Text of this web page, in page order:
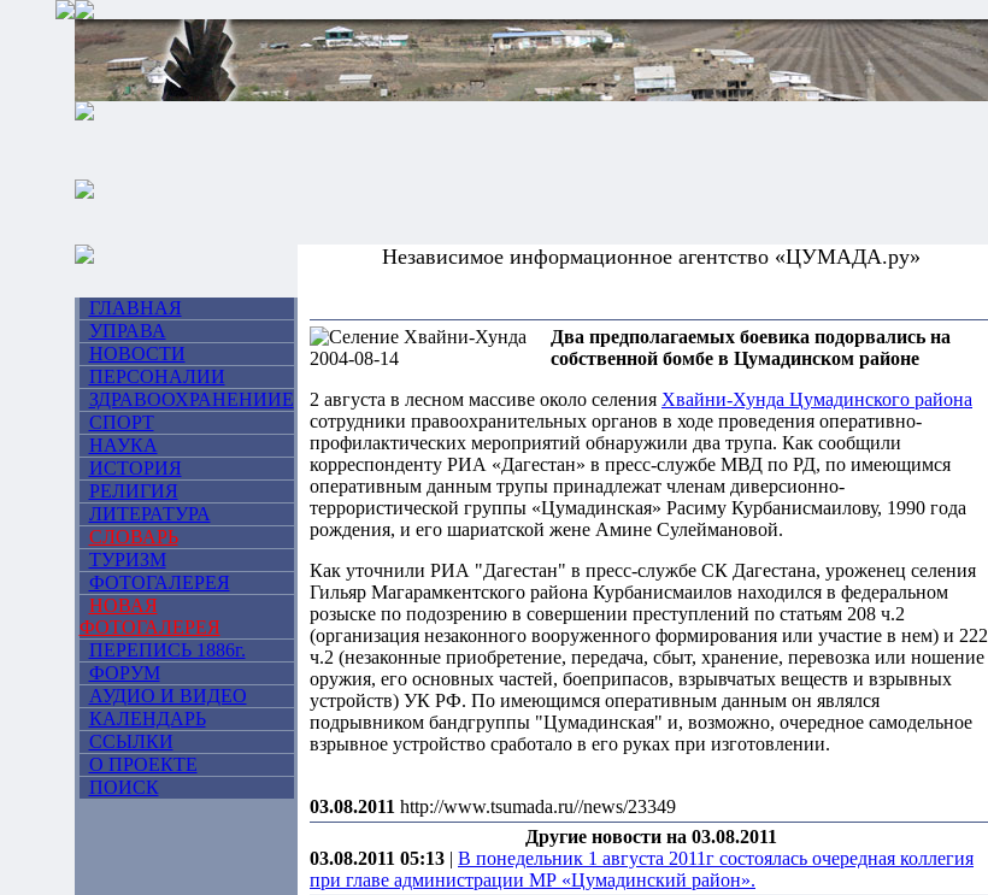
Независимое информационное агентство «ЦУМАДА.ру»
ГЛАВНАЯ
УПРАВА
НОВОСТИ
ПЕРСОНАЛИИ
ЗДРАВООХРАНЕНИИЕ
СПОРТ
НАУКА
ИСТОРИЯ
РЕЛИГИЯ
ЛИТЕРАТУРА
СЛОВАРЬ
ТУРИЗМ
ФОТОГАЛЕРЕЯ
НОВАЯ
ФОТОГАЛЕРЕЯ
ПЕРЕПИСЬ 1886г.
ФОРУМ
АУДИО И ВИДЕО
КАЛЕНДАРЬ
ССЫЛКИ
О ПРОЕКТЕ
ПОИСК
Два предполагаемых боевика подорвались на
собственной бомбе в Цумадинском районе
2 августа в лесном массиве около селения Хвайни-Хунда Цумадинского района
сотрудники правоохранительных органов в ходе проведения оперативно-
профилактических мероприятий обнаружили два трупа. Как сообщили
корреспонденту РИА «Дагестан» в пресс-службе МВД по РД, по имеющимся
оперативным данным трупы принадлежат членам диверсионно-
террористической группы «Цумадинская» Расиму Курбанисмаилову, 1990 года
рождения, и его шариатской жене Амине Сулеймановой.
Как уточнили РИА "Дагестан" в пресс-службе СК Дагестана, уроженец селения
Гильяр Магарамкентского района Курбанисмаилов находился в федеральном
розыске по подозрению в совершении преступлений по статьям 208 ч.2
(организация незаконного вооруженного формирования или участие в нем) и 222
ч.2 (незаконные приобретение, передача, сбыт, хранение, перевозка или ношение
оружия, его основных частей, боеприпасов, взрывчатых веществ и взрывных
устройств) УК РФ. По имеющимся оперативным данным он являлся
подрывником бандгруппы "Цумадинская" и, возможно, очередное самодельное
взрывное устройство сработало в его руках при изготовлении.
03.08.2011 http://www.tsumada.ru//news/23349
Другие новости на 03.08.2011
03.08.2011 05:13 | В понедельник 1 августа 2011г состоялась очередная коллегия
при главе администрации МР «Цумадинский район».